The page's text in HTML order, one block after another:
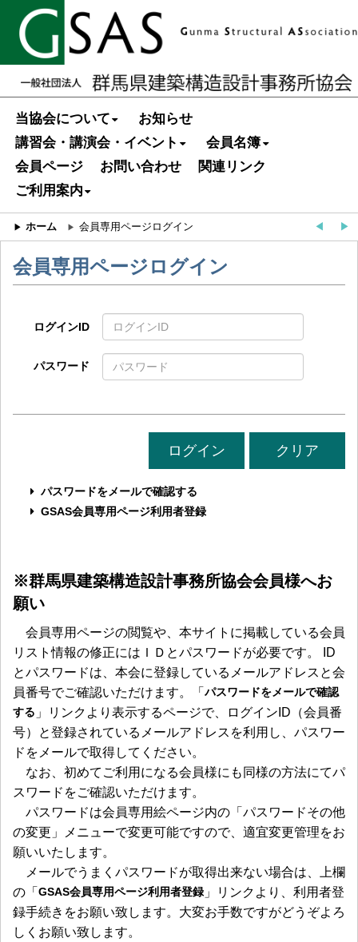
当協会について
お知らせ
講習会・講演会・イベント
会員名簿
会員ページ
お問い合わせ
関連リンク
ご利用案内
ホーム 会員専用ページログイン ◀︎ ▶︎
会員専用ページログイン
ログインID
パスワード
パスワードをメールで確認する
GSAS会員専用ページ利用者登録
※群馬県建築構造設計事務所協会会員様へお
願い
会員専用ページの閲覧や、本サイトに掲載している会員
リスト情報の修正にはＩＤとパスワードが必要です。 ID
とパスワードは、本会に登録しているメールアドレスと会
員番号でご確認いただけます。「 パスワードをメールで確認
する 」リンクより表示するページで、ログインID（会員番
号）と登録されているメールアドレスを利用し、パスワー
ドをメールで取得してください。
なお、初めてご利用になる会員様にも同様の方法にてパ
スワードをご確認いただけます。
パスワードは会員専用絵ページ内の「パスワードその他
の変更」メニューで変更可能ですので、適宜変更管理をお
願いいたします。
メールでうまくパスワードが取得出来ない場合は、上欄
の「 GSAS会員専用ページ利用者登録 」リンクより、利用者登
録手続きをお願い致します。大変お手数ですがどうぞよろ
しくお願い致します。